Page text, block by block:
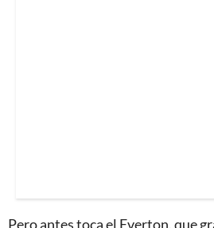
Pero antes toca el Everton, que